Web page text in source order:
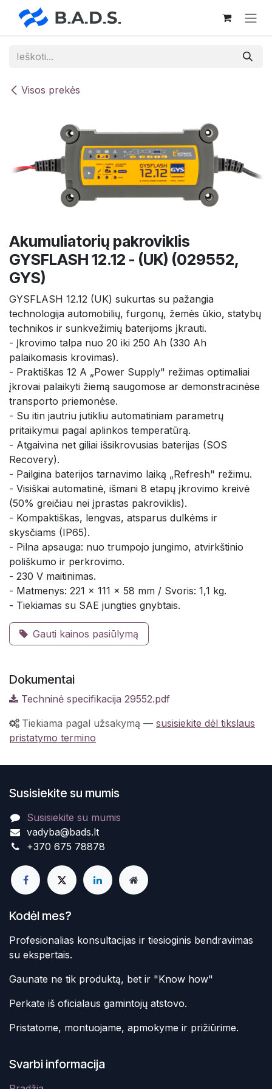
Skip to Content
Visos prekės
Akumuliatorių pakroviklis
GYSFLASH 12.12 - (UK) (029552,
GYS)
GYSFLASH 12.12 (UK) sukurtas su pažangia
technologija automobilių, furgonų, žemės ūkio, statybų
technikos ir sunkvežimių baterijoms įkrauti.
- Įkrovimo talpa nuo 20 iki 250 Ah (330 Ah
palaikomasis krovimas).
- Praktiškas 12 A „Power Supply" režimas optimaliai
įkrovai palaikyti žiemą saugomose ar demonstracinėse
transporto priemonėse.
- Su itin jautriu jutikliu automatiniam parametrų
pritaikymui pagal aplinkos temperatūrą.
- Atgaivina net giliai išsikrovusias baterijas (SOS
Recovery).
- Pailgina baterijos tarnavimo laiką „Refresh" režimu.
- Visiškai automatinė, išmani 8 etapų įkrovimo kreivė
(50% greičiau nei įprastas pakroviklis).
- Kompaktiškas, lengvas, atsparus dulkėms ir
skysčiams (IP65).
- Pilna apsauga: nuo trumpojo jungimo, atvirkštinio
poliškumo ir perkrovimo.
- 230 V maitinimas.
- Matmenys: 221 x 111 x 58 mm / Svoris: 1,1 kg.
- Tiekiamas su SAE jungties gnybtais.
Gauti kainos pasiūlymą
Dokumentai
Techninė specifikacija 29552.pdf
Tiekiama pagal užsakymą — susisiekite dėl tikslaus
pristatymo termino
Susisiekite su mumis
Susisiekite su mumis
vadyba@bads.lt
+370 675 78878
Kodėl mes?
Profesionalias konsultacijas ir tiesioginis bendravimas
su ekspertais.
Gaunate ne tik produktą, bet ir "Know how"
Perkate iš oficialaus gamintojų atstovo.
Pristatome, montuojame, apmokyme ir prižiūrime.
Svarbi informacija